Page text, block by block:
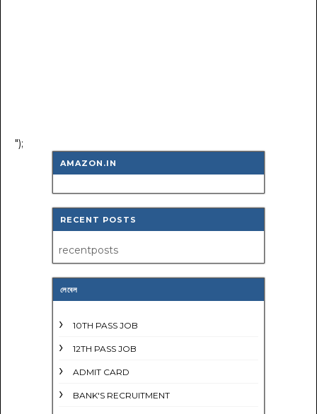
");
AMAZON.IN
RECENT POSTS
recentposts
লেবেল
10TH PASS JOB
12TH PASS JOB
ADMIT CARD
BANK'S RECRUITMENT